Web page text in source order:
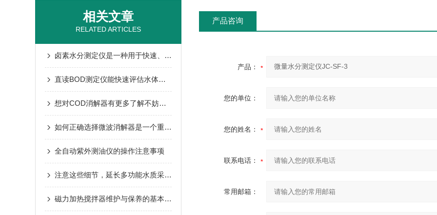
相关文章
RELATED ARTICLES
卤素水分测定仪是一种用于快速、准确测量样品中水分含量的仪器
直读BOD测定仪能快速评估水体有机污染程度
想对COD消解器有更多了解不妨看看这些吧
如何正确选择微波消解器是一个重要难题
全自动紫外测油仪的操作注意事项
注意这些细节，延长多功能水质采样器使用寿命
磁力加热搅拌器维护与保养的基本要求
产品咨询
产品：
您的单位：
您的姓名：
联系电话：
常用邮箱：